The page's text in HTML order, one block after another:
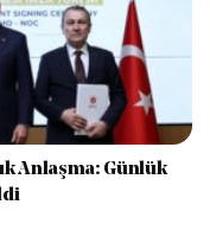
Anlaşma: Günlük